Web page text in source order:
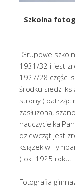
Szkolna
Grupowe
1931/32 i jest
1927/28 części
środku siedzi
strony ( patrząc
zasłużona,
nauczycielka
dziewcząt jest
książek w
) ok. 1925 roku.
Fotografia